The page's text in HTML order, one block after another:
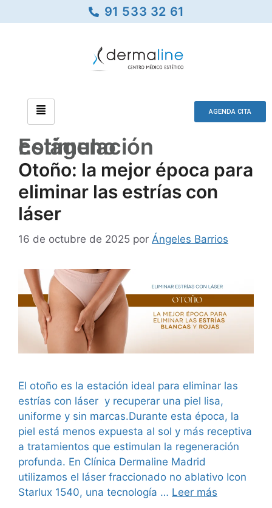
91 533 32 61
AGENDA CITA
Estimulación colágeno
Otoño: la mejor época para
eliminar las estrías con
láser
16 de octubre de 2025 por Ángeles Barrios
El otoño es la estación ideal para eliminar las
estrías con láser y recuperar una piel lisa,
uniforme y sin marcas.Durante esta época, la
piel está menos expuesta al sol y más receptiva
a tratamientos que estimulan la regeneración
profunda. En Clínica Dermaline Madrid
utilizamos el láser fraccionado no ablativo Icon
Starlux 1540, una tecnología … Leer más